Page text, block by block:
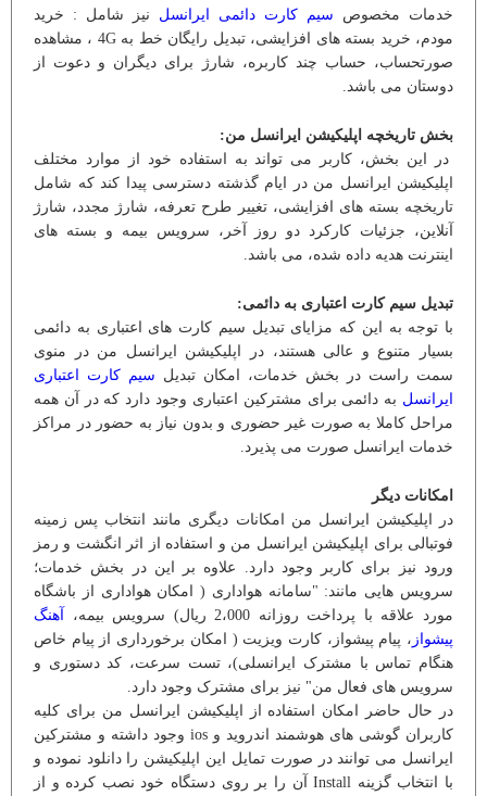
خدمات مخصوص سیم کارت دائمی ایرانسل نیز شامل : خرید
مودم، خرید بسته های افزایشی، تبدیل رایگان خط به 4G ، مشاهده
صورتحساب، حساب چند کاربره، شارژ برای دیگران و دعوت از
دوستان می باشد.
بخش تاریخچه اپلیکیشن ایرانسل من:
در این بخش، کاربر می تواند به استفاده خود از موارد مختلف
اپلیکیشن ایرانسل من در ایام گذشته دسترسی پیدا کند که شامل
تاریخچه بسته های افزایشی، تغییر طرح تعرفه، شارژ مجدد، شارژ
آنلاین، جزئیات کارکرد دو روز آخر، سرویس بیمه و بسته های
اینترنت هدیه داده شده، می باشد.
تبدیل سیم کارت اعتباری به دائمی:
با توجه به این که مزایای تبدیل سیم کارت های اعتباری به دائمی
بسیار متنوع و عالی هستند، در اپلیکیشن ایرانسل من در منوی
سمت راست در بخش خدمات، امکان تبدیل سیم کارت اعتباری
ایرانسل به دائمی برای مشترکین اعتباری وجود دارد که در آن همه
مراحل کاملا به صورت غیر حضوری و بدون نیاز به حضور در مراکز
خدمات ایرانسل صورت می پذیرد.
امکانات دیگر
در اپلیکیشن ایرانسل من امکانات دیگری مانند انتخاب پس زمینه
فوتبالی برای اپلیکیشن ایرانسل من و استفاده از اثر انگشت و رمز
ورود نیز برای کاربر وجود دارد. علاوه بر این در بخش خدمات؛
سرویس هایی مانند: "سامانه هواداری ( امکان هواداری از باشگاه
مورد علاقه با پرداخت روزانه 2،000 ریال) سرویس بیمه،
آهنگ
پیشواز ، پیام پیشواز، کارت ویزیت ( امکان برخورداری از پیام خاص
هنگام تماس با مشترک ایرانسلی)، تست سرعت، کد دستوری و
سرویس های فعال من" نیز برای مشترک وجود دارد.
در حال حاضر امکان استفاده از اپلیکیشن ایرانسل من برای کلیه
کاربران گوشی های هوشمند اندروید و ios وجود داشته و مشترکین
ایرانسل می توانند در صورت تمایل این اپلیکیشن را دانلود نموده و
با انتخاب گزینه Install آن را بر روی دستگاه خود نصب کرده و از